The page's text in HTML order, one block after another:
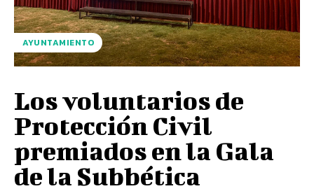
AYUNTAMIENTO
Los voluntarios de
Protección Civil
premiados en la Gala
de la Subbética